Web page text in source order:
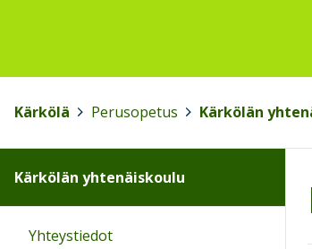
Kärkölä Perusopetus Kärkölän
Kärkölän yhtenäiskoulu
Yhteystiedot